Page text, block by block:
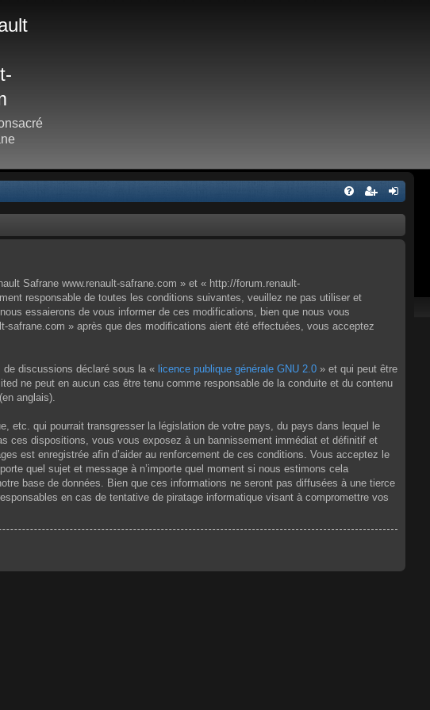
Safrane www.renault-safrane.com » et « http://forum.renault-
responsable de toutes les conditions suivantes, veuillez ne pas utiliser et
essaierons de vous informer de ces modifications, bien que nous vous
» après que des modifications aient été effectuées, vous acceptez
discussions déclaré sous la « licence publique générale GNU 2.0 » et qui peut être
ne peut en aucun cas être tenu comme responsable de la conduite et du contenu
(en anglais).
etc. qui pourrait transgresser la législation de votre pays, du pays dans lequel le
ces dispositions, vous vous exposez à un bannissement immédiat et définitif et
est enregistrée afin d’aider au renforcement de ces conditions. Vous acceptez le
quel sujet et message à n’importe quel moment si nous estimons cela
base de données. Bien que ces informations ne seront pas diffusées à une tierce
en cas de tentative de piratage informatique visant à compromettre vos